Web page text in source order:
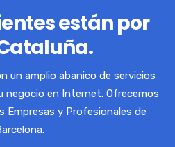
están por
un amplio abanico de servicios
negocio en Internet. Ofrecemos
Empresas y Profesionales de